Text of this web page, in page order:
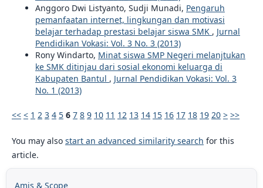
Anggoro Dwi Listyanto, Sudji Munadi, Pengaruh
pemanfaatan internet, lingkungan dan motivasi
belajar terhadap prestasi belajar siswa SMK , Jurnal
Pendidikan Vokasi: Vol. 3 No. 3 (2013)
Rony Windarto, Minat siswa SMP Negeri melanjtukan
ke SMK ditinjau dari sosial ekonomi keluarga di
Kabupaten Bantul , Jurnal Pendidikan Vokasi: Vol. 3
No. 1 (2013)
<< < 1 2 3 4 5 6 7 8 9 10 11 12 13 14 15 16 17 18 19 20 > >>
You may also start an advanced similarity search for this
article.
Amis & Scope